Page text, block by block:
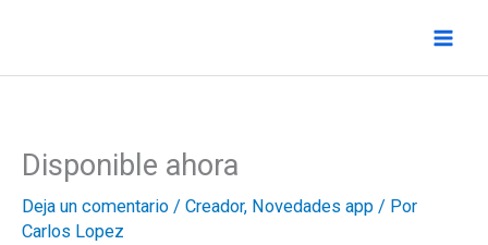
contenido
Disponible ahora
Deja un comentario / Creador, Novedades app / Por
Carlos Lopez